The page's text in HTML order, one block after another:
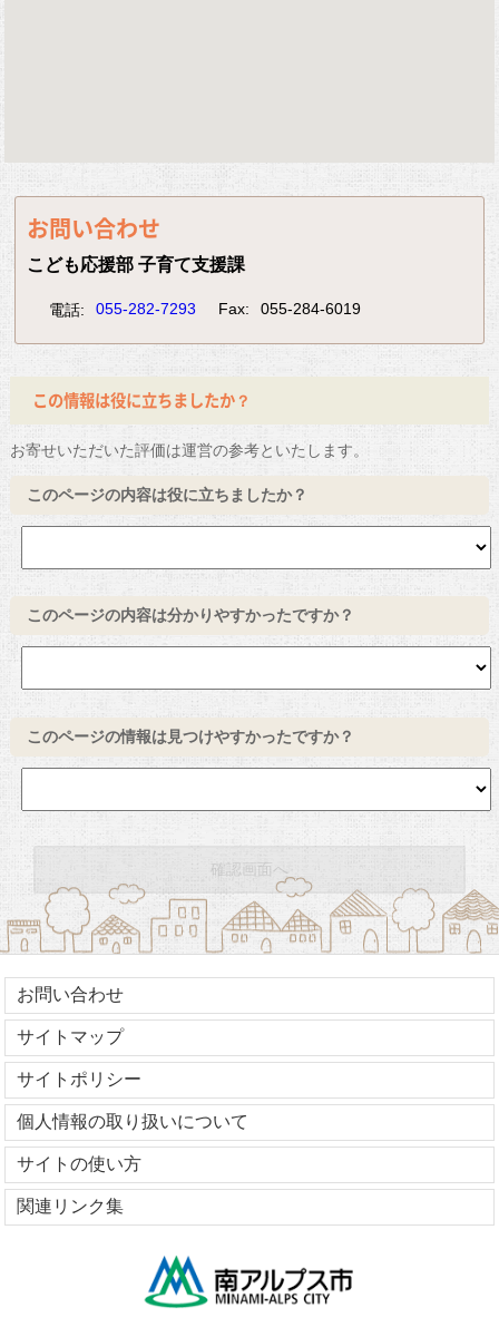
お問い合わせ
こども応援部 子育て支援課
電話: 055-282-7293 Fax: 055-284-6019
この情報は役に立ちましたか？
お寄せいただいた評価は運営の参考といたします。
このページの内容は役に立ちましたか？
このページの内容は分かりやすかったですか？
このページの情報は見つけやすかったですか？
お問い合わせ
サイトマップ
サイトポリシー
個人情報の取り扱いについて
サイトの使い方
関連リンク集